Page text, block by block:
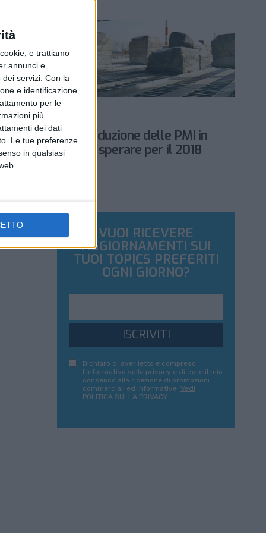
e trattiamo
annunci e
servizi. Con la
e identificazione
per le
più
dei dati
Le tue preferenze
in qualsiasi
corsa della produzione delle PMI in
lascia ben sperare per il 2018
GENNAIO 2018
VUOI RICEVERE
AGGIORNAMENTI SUI
TUOI TOPICS PREFERITI
OGNI GIORNO?
ISCRIVITI
Dichiaro di aver letto e compreso
l'informativa sulla privacy e di dare il mio
consenso alla ricezione di promozioni
commerciali ed informative. Vedi
POLITICA SULLA PRIVACY.